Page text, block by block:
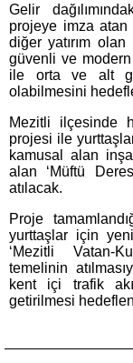
Gelir
projeye imza atan
diğer yatırım
güvenli ve
ile orta ve alt
olabilmesini
Mezitli ilçesinde
projesi ile
kamusal alan
alan ‘Müftü
atılacak.
Proje
yurttaşlar için
‘Mezitli Vatan-
temelinin
kent içi trafik
getirilmesi